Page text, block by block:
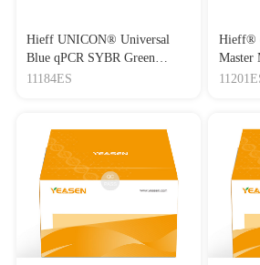
Hieff UNICON® Universal
Blue qPCR SYBR Green
Master Mix
11184ES
Hieff®
Master